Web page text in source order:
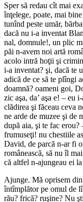
Sper să redau cît mai
înţelege, poate, mai
tunînd peste umăr,
dacă nu i-a inventat
nal, domnule!, un plic
păi n-avem noi artă
acolo intră hoţii şi
i-a inventat? şi, dacă te
adică de ce să te plîngi
doamnă? oameni goi,
zic aşa, da’ aşa e! – eu
clădirea şi făceau ceva
ne arde de muzee şi de
după aia, şi te fac erou?
frumuseţi! nu chestiile
David, de parcă n-ar fi
românească, să nu îl
că altfel n-ajungeau ei
Ajunge. Mă oprisem
întîmplător pe omul de
rău? frică? ruşine? Nu